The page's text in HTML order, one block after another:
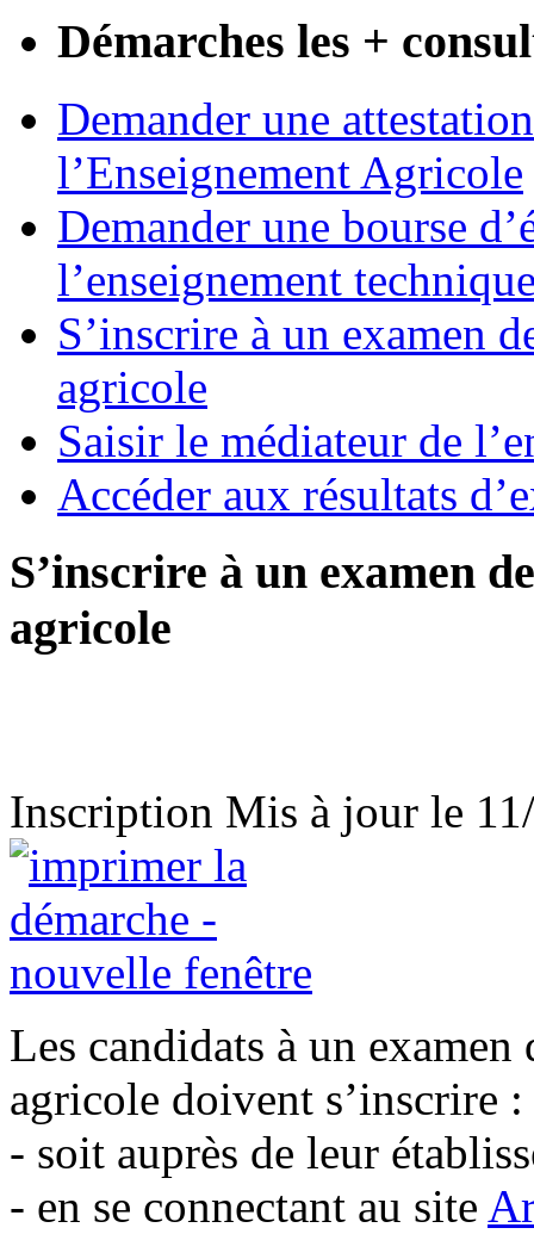
Démarches les +
Demander une
l’Enseignement Agricole
Demander une bourse
l’enseignement
S’inscrire à un examen
agricole
Saisir le médiateur de
Accéder aux résultats
S’inscrire à un examen
agricole
Inscription Mis à jour le
Les candidats à un examen
agricole doivent s’inscrire :
- soit auprès de leur
- en se connectant au site